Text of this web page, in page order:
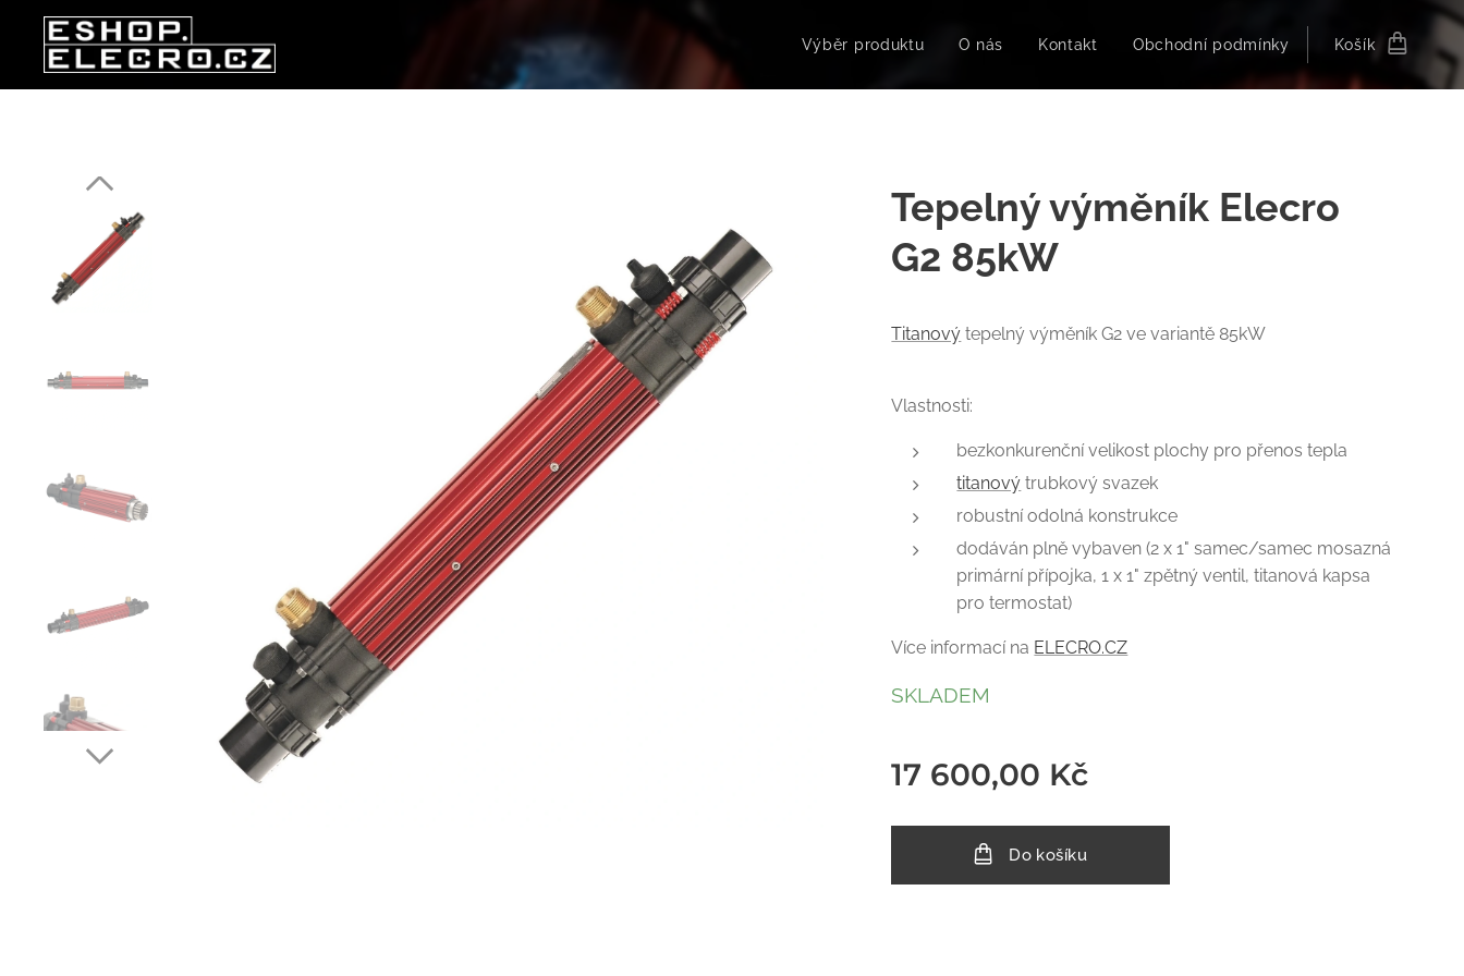
Výběr produktu O nás Kontakt Obchodní podmínky Košík
Tepelný výměník Elecro
G2 85kW
Titanový tepelný výměník G2 ve variantě 85kW
Vlastnosti:
bezkonkurenční velikost plochy pro přenos tepla
titanový trubkový svazek
robustní odolná konstrukce
dodáván plně vybaven (2 x 1" samec/samec mosazná
primární přípojka, 1 x 1" zpětný ventil, titanová kapsa
pro termostat)
Více informací na ELECRO.CZ
SKLADEM
17 600,00 Kč
Do košíku